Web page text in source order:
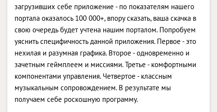
загрузивших себе приложение - по показателям нашего
портала оказалось 100 000+, впору сказать, ваша скачка в
свою очередь будет учтена нашим порталом. Попробуем
уяснить специфичность данной приложения. Первое - это
нехилая и разумная графика. Второе - одновременно и
зачетным геймплеем и миссиями. Третье - комфортными
компонентами управления. Четвертое - классным
музыкальным сопровождением. В результате мы
получаем себе роскошную программу.